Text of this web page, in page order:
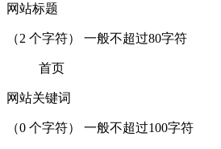
网站标题
（2 个字符） 一般不超过80字符
首页
网站关键词
（0 个字符） 一般不超过100字符